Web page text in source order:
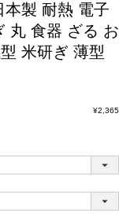
本製 耐熱 電子
丸 食器 ざる お
米研ぎ 薄型
¥2,365